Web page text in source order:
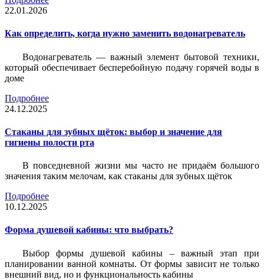
22.01.2026
Как определить, когда нужно заменить водонагреватель
Водонагреватель — важный элемент бытовой техники,
который обеспечивает бесперебойную подачу горячей воды в
доме
Подробнее
24.12.2025
Стаканы для зубных щёток: выбор и значение для
гигиены полости рта
В повседневной жизни мы часто не придаём большого
значения таким мелочам, как стаканы для зубных щёток
Подробнее
10.12.2025
Форма душевой кабины: что выбрать?
Выбор формы душевой кабины – важный этап при
планировании ванной комнаты. От формы зависит не только
внешний вид, но и функциональность кабины